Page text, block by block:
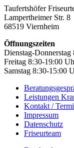
Taufertshöfer
Lampertheimer Str. 8
68519 Viernheim
Öffnungszeiten
Dienstag-
Freitag 8:30-19:00
Samstag 8:30-15:00
Leistungen
Kontakt /
Impressum
Datenschutz
Friseurteam